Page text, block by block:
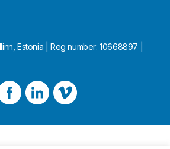
Estonia | Reg number: 10668897 |